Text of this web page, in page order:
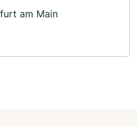
am Main